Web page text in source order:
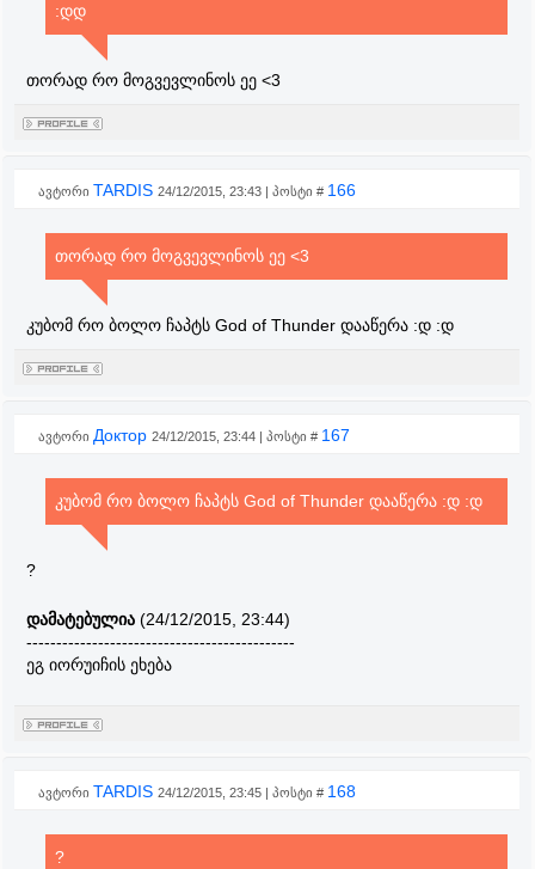
:დდ
თორად რო მოგვევლინოს ეე <3
ავტორი TARDIS 24/12/2015, 23:43 | პოსტი # 166
თორად რო მოგვევლინოს ეე <3
კუბომ რო ბოლო ჩაპტს God of Thunder დააწერა :დ :დ
ავტორი Доктор 24/12/2015, 23:44 | პოსტი # 167
კუბომ რო ბოლო ჩაპტს God of Thunder დააწერა :დ :დ
?
დამატებულია (24/12/2015, 23:44)
---------------------------------------------
ეგ იორუიჩის ეხება
ავტორი TARDIS 24/12/2015, 23:45 | პოსტი # 168
?